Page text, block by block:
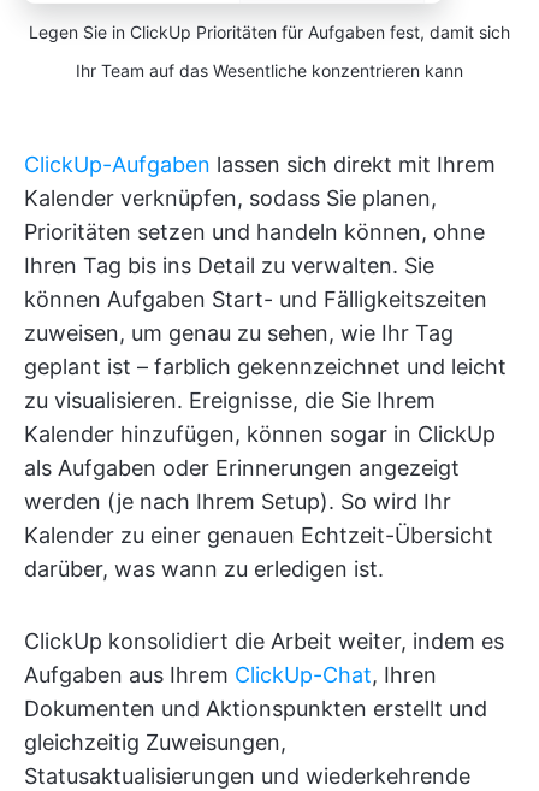
Legen Sie in ClickUp Prioritäten für Aufgaben fest, damit sich
Ihr Team auf das Wesentliche konzentrieren kann
ClickUp-Aufgaben lassen sich direkt mit Ihrem
Kalender verknüpfen, sodass Sie planen,
Prioritäten setzen und handeln können, ohne
Ihren Tag bis ins Detail zu verwalten. Sie
können Aufgaben Start- und Fälligkeitszeiten
zuweisen, um genau zu sehen, wie Ihr Tag
geplant ist – farblich gekennzeichnet und leicht
zu visualisieren. Ereignisse, die Sie Ihrem
Kalender hinzufügen, können sogar in ClickUp
als Aufgaben oder Erinnerungen angezeigt
werden (je nach Ihrem Setup). So wird Ihr
Kalender zu einer genauen Echtzeit-Übersicht
darüber, was wann zu erledigen ist.
ClickUp konsolidiert die Arbeit weiter, indem es
Aufgaben aus Ihrem ClickUp-Chat, Ihren
Dokumenten und Aktionspunkten erstellt und
gleichzeitig Zuweisungen,
Statusaktualisierungen und wiederkehrende